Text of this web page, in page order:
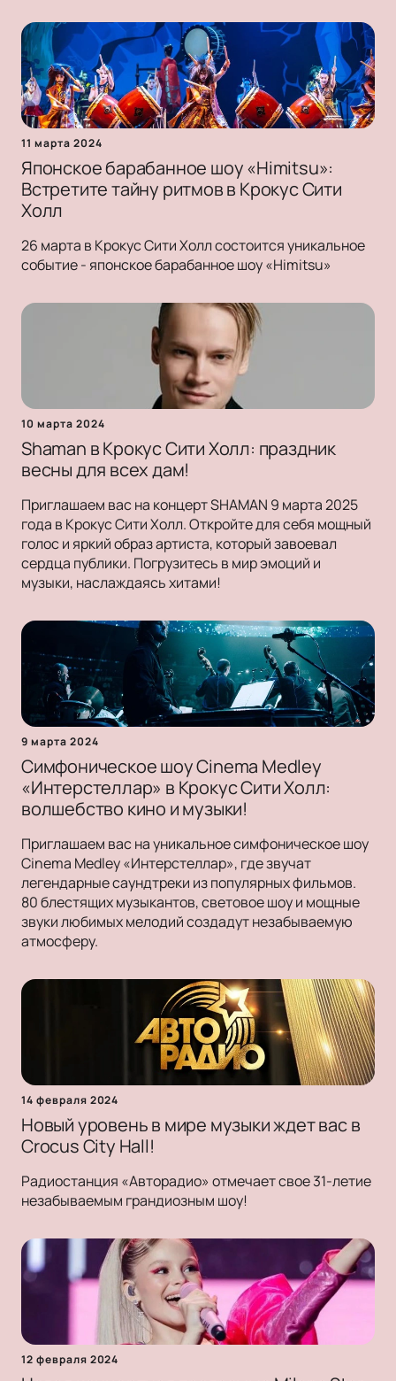
11 марта 2024
Японское барабанное шоу «Himitsu»:
Встретите тайну ритмов в Крокус Сити
Холл
26 марта в Крокус Сити Холл состоится уникальное
событие - японское барабанное шоу «Himitsu»
10 марта 2024
Shaman в Крокус Сити Холл: праздник
весны для всех дам!
Приглашаем вас на концерт SHAMAN 9 марта 2025
года в Крокус Сити Холл. Откройте для себя мощный
голос и яркий образ артиста, который завоевал
сердца публики. Погрузитесь в мир эмоций и
музыки, наслаждаясь хитами!
9 марта 2024
Симфоническое шоу Cinema Medley
«Интерстеллар» в Крокус Сити Холл:
волшебство кино и музыки!
Приглашаем вас на уникальное симфоническое шоу
Cinema Medley «Интерстеллар», где звучат
легендарные саундтреки из популярных фильмов.
80 блестящих музыкантов, световое шоу и мощные
звуки любимых мелодий создадут незабываемую
атмосферу.
14 февраля 2024
Новый уровень в мире музыки ждет вас в
Crocus City Hall!
Радиостанция «Авторадио» отмечает свое 31-летие
незабываемым грандиозным шоу!
12 февраля 2024